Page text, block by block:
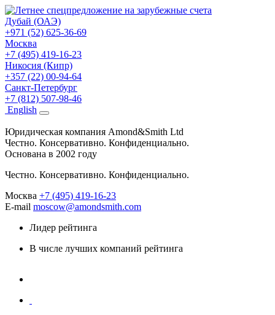
Дубай (ОАЭ)
+971 (52) 625-36-69
Москва
+7 (495) 419-16-23
Никосия (Кипр)
+357 (22) 00-94-64
Санкт-Петербург
+7 (812) 507-98-46
English
Юридическая компания Amond&Smith Ltd
Честно. Консервативно. Конфиденциально.
Основана в 2002 году
Честно. Консервативно. Конфиденциально.
Москва +7 (495) 419-16-23
E-mail moscow@amondsmith.com
Лидер рейтинга
В числе лучших компаний рейтинга